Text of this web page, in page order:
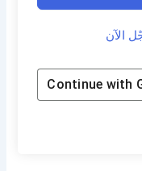
الآن
Continue with